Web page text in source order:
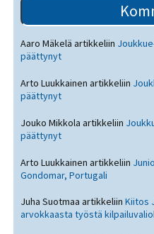
Aaro Mäkelä artikkeliin
päättynyt
Arto Luukkainen artikkeliin
päättynyt
Jouko Mikkola artikkeliin
päättynyt
Arto Luukkainen artikkeliin
Gondomar, Portugali
Juha Suotmaa artikkeliinKiitos
arvokkaasta työstä